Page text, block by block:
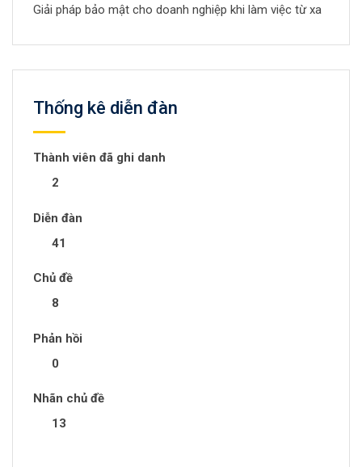
Giải pháp bảo mật cho doanh nghiệp khi làm việc từ xa
Thống kê diễn đàn
Thành viên đã ghi danh
2
Diễn đàn
41
Chủ đề
8
Phản hồi
0
Nhãn chủ đề
13